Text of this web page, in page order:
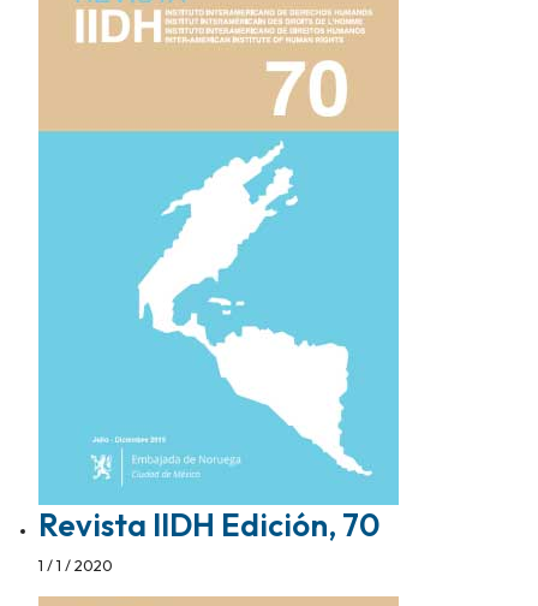
Revista IIDH Edición, 70
1 / 1 / 2020